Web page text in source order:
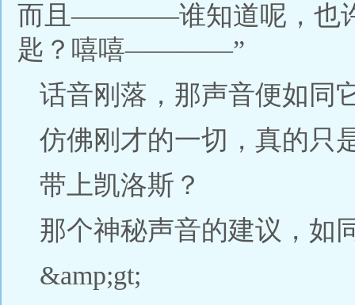
而且————谁知道呢，也许
匙？嘻嘻————”
话音刚落，那声音便如同
仿佛刚才的一切，真的只
带上凯洛斯？
那个神秘声音的建议，如
&amp;gt;